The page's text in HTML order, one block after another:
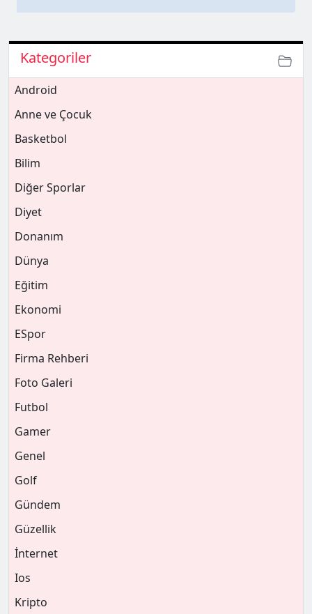
Kategoriler
Android
Anne ve Çocuk
Basketbol
Bilim
Diğer Sporlar
Diyet
Donanım
Dünya
Eğitim
Ekonomi
ESpor
Firma Rehberi
Foto Galeri
Futbol
Gamer
Genel
Golf
Gündem
Güzellik
İnternet
Ios
Kripto